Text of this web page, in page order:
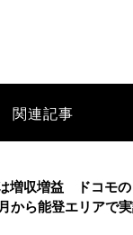
関連記事
増収増益 ドコモ
から能登エリアで